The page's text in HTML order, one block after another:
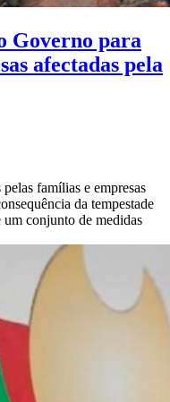
Governo para
afectadas pela
famílias e empresas
da tempestade
conjunto de medidas